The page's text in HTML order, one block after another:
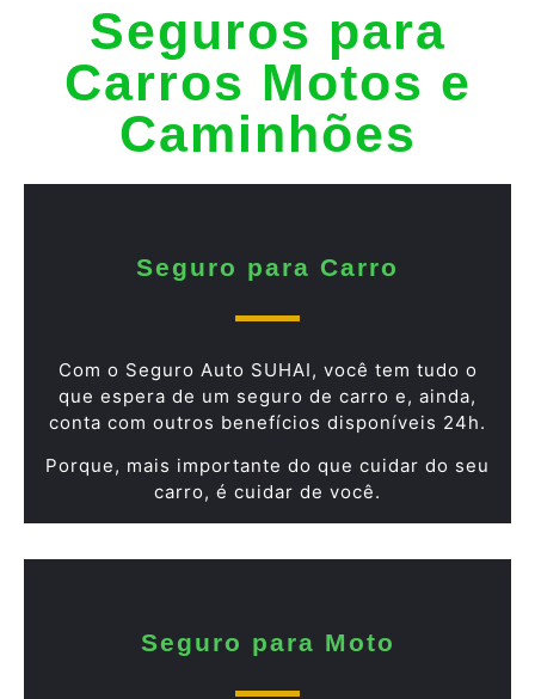
Seguros para
Carros Motos e
Caminhões
Seguro para Carro
Com o Seguro Auto SUHAI, você tem tudo o
que espera de um seguro de carro e, ainda,
conta com outros benefícios disponíveis 24h.
Porque, mais importante do que cuidar do seu
carro, é cuidar de você.
Seguro para Moto